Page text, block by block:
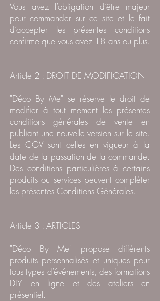
Vous avez l’obligation d’être majeur
pour commander sur ce site et le fait
d’accepter les présentes conditions
confirme que vous avez 18 ans ou plus.
Article 2 : DROIT DE MODIFICATION
"Déco By Me" se réserve le droit de
modifier à tout moment les présentes
conditions générales de vente en
publiant une nouvelle version sur le site.
Les CGV sont celles en vigueur à la
date de la passation de la commande.
Des conditions particulières à certains
produits ou services peuvent compléter
les présentes Conditions Générales.
Article 3 : ARTICLES
"Déco By Me" propose différents
produits personnalisés et uniques pour
tous types d’événements, des formations
DIY en ligne et des ateliers en
présentiel.